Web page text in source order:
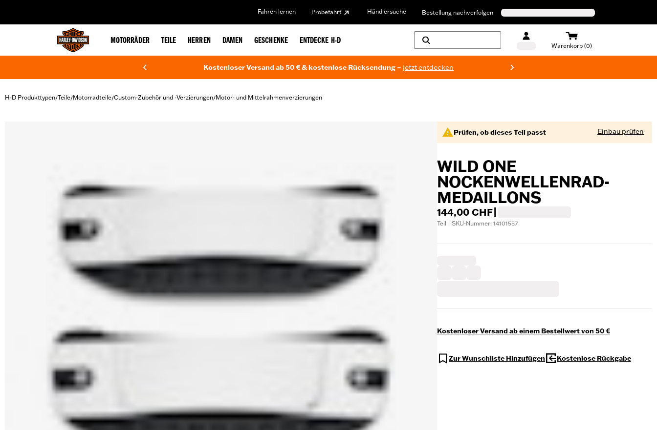
Fahren lernen Probefahrt Händlersuche Bestellung nachverfolgen
MOTORRÄDER TEILE HERREN DAMEN GESCHENKE ENTDECKE H-D
Warenkorb (0)
Kostenloser Versand ab 50 € & kostenlose Rücksendung – jetzt entdecken
H-D Produkttypen/Teile/Motorradteile/Custom-Zubehör und -Verzierungen/Motor- und Mittelrahmenverzierungen
Prüfen, ob dieses Teil passt Einbau prüfen
WILD ONE
NOCKENWELLENRAD-
MEDAILLONS
144,00 CHF
Teil | SKU-Nummer: 14101557
Kostenloser Versand ab einem Bestellwert von 50 €
Zur Wunschliste Hinzufügen Kostenlose Rückgabe